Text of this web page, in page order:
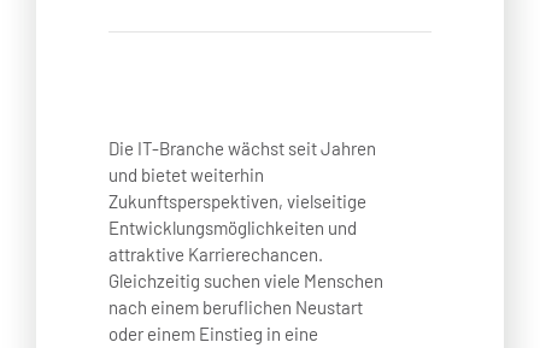
Die IT-Branche wächst seit Jahren
und bietet weiterhin
Zukunftsperspektiven, vielseitige
Entwicklungsmöglichkeiten und
attraktive Karrierechancen.
Gleichzeitig suchen viele Menschen
nach einem beruflichen Neustart
oder einem Einstieg in eine